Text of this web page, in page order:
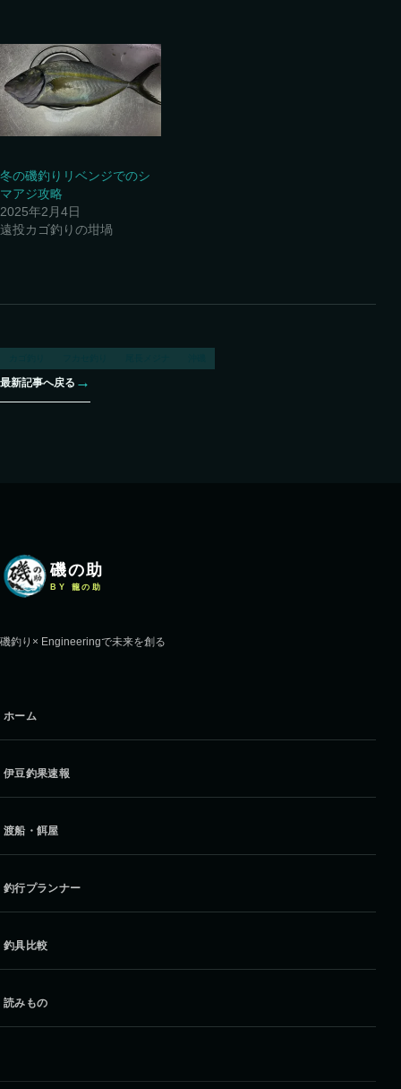
冬の磯釣りリベンジでのシ
マアジ攻略
2025年2月4日
遠投カゴ釣りの坩堝
最新記事へ戻る →
磯の助
BY 籠の助
磯釣り× Engineeringで未来を創る
ホーム
伊豆釣果速報
渡船・餌屋
釣行プランナー
釣具比較
読みもの